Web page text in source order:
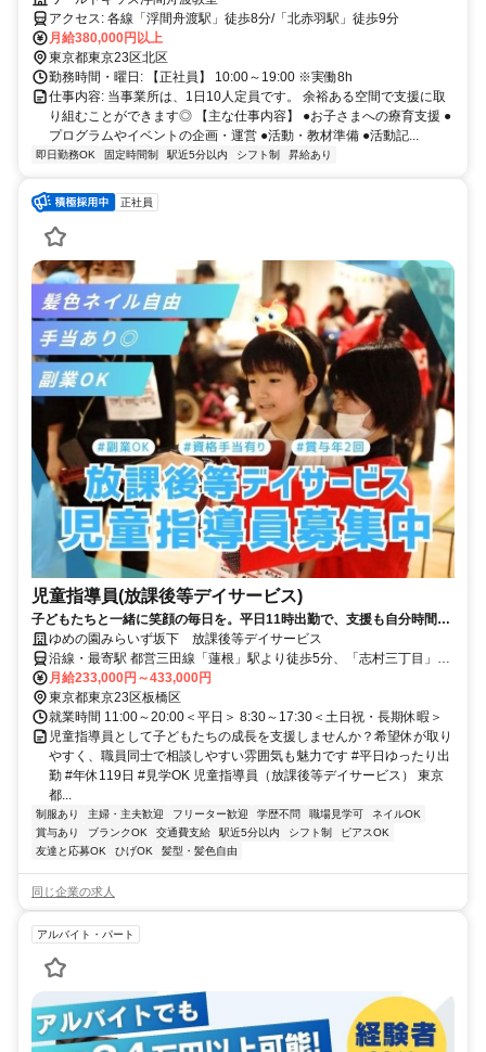
アクセス: 各線「浮間舟渡駅」徒歩8分/「北赤羽駅」徒歩9分
月給380,000円以上
東京都東京23区北区
勤務時間・曜日: 【正社員】 10:00～19:00 ※実働8h
仕事内容: 当事業所は、1日10人定員です。 余裕ある空間で支援に取
り組むことができます◎ 【主な仕事内容】 ●お子さまへの療育支援 ●
プログラムやイベントの企画・運営 ●活動・教材準備 ●活動記...
即日勤務OK 固定時間制 駅近5分以内 シフト制 昇給あり
正社員
児童指導員(放課後等デイサービス)
子どもたちと一緒に笑顔の毎日を。平日11時出勤で、支援も自分時間も
大切にできる 髪色ネイル自由／賞与年2回
ゆめの園みらいず坂下 放課後等デイサービス
沿線・最寄駅 都営三田線「蓮根」駅より徒歩5分、「志村三丁目」駅
より徒歩10分
月給233,000円～433,000円
東京都東京23区板橋区
就業時間 11:00～20:00＜平日＞ 8:30～17:30＜土日祝・長期休暇＞
児童指導員として子どもたちの成長を支援しませんか？希望休が取り
やすく、職員同士で相談しやすい雰囲気も魅力です #平日ゆったり出
勤 #年休119日 #見学OK 児童指導員（放課後等デイサービス） 東京
都...
制服あり 主婦・主夫歓迎 フリーター歓迎 学歴不問 職場見学可
ネイルOK
賞与あり
ブランクOK 交通費支給 駅近5分以内 シフト制
ピアスOK
友達と応募OK
ひげOK 髪型・髪色自由
同じ企業の求人
アルバイト・パート